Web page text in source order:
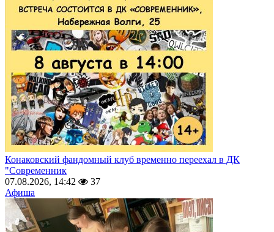
Конаковский фандомный клуб временно переехал в ДК
"Современник
07.08.2026, 14:42
37
Афиша